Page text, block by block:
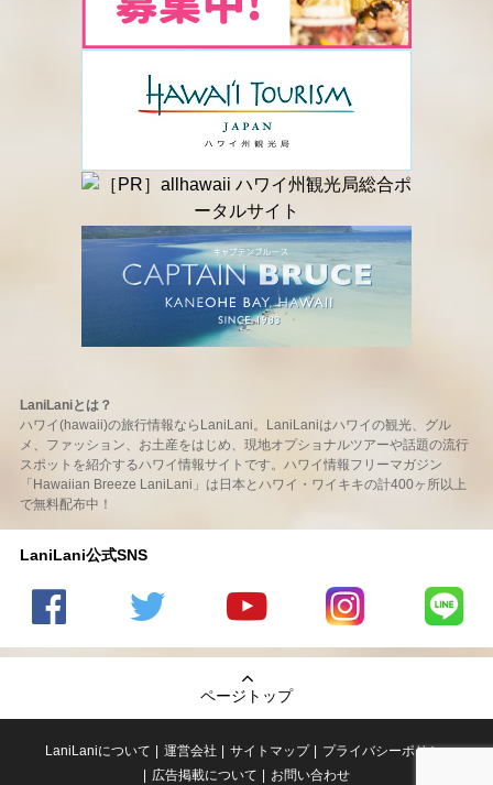
LaniLaniとは？
ハワイ(hawaii)の旅行情報ならLaniLani。LaniLaniはハワイの観光、グル
メ、ファッション、お土産をはじめ、現地オプショナルツアーや話題の流行
スポットを紹介するハワイ情報サイトです。ハワイ情報フリーマガジン
「Hawaiian Breeze LaniLani」は日本とハワイ・ワイキキの計400ヶ所以上
で無料配布中！
LaniLani公式SNS
の
のtwitter
の
Youtube
チャンネ
LaniLani
LaniLani
ページトップ
LaniLaniについて 運営会社 サイトマップ
プライバシーポリシー
広告掲載について
お問い合わせ